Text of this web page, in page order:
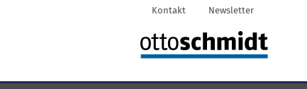
Kontakt Newsletter